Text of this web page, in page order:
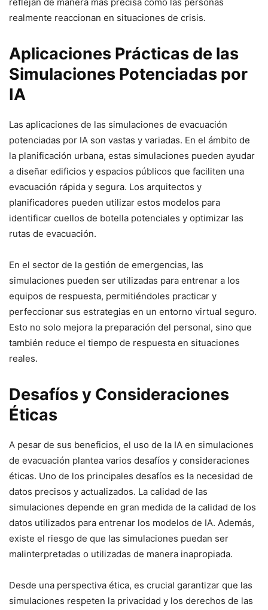
realmente reaccionan en situaciones de crisis.
Aplicaciones Prácticas de las
Simulaciones Potenciadas por
IA
Las aplicaciones de las simulaciones de evacuación
potenciadas por IA son vastas y variadas. En el ámbito de
la planificación urbana, estas simulaciones pueden ayudar
a diseñar edificios y espacios públicos que faciliten una
evacuación rápida y segura. Los arquitectos y
planificadores pueden utilizar estos modelos para
identificar cuellos de botella potenciales y optimizar las
rutas de evacuación.
En el sector de la gestión de emergencias, las
simulaciones pueden ser utilizadas para entrenar a los
equipos de respuesta, permitiéndoles practicar y
perfeccionar sus estrategias en un entorno virtual seguro.
Esto no solo mejora la preparación del personal, sino que
también reduce el tiempo de respuesta en situaciones
reales.
Desafíos y Consideraciones
Éticas
A pesar de sus beneficios, el uso de la IA en simulaciones
de evacuación plantea varios desafíos y consideraciones
éticas. Uno de los principales desafíos es la necesidad de
datos precisos y actualizados. La calidad de las
simulaciones depende en gran medida de la calidad de los
datos utilizados para entrenar los modelos de IA. Además,
existe el riesgo de que las simulaciones puedan ser
malinterpretadas o utilizadas de manera inapropiada.
Desde una perspectiva ética, es crucial garantizar que las
simulaciones respeten la privacidad y los derechos de las